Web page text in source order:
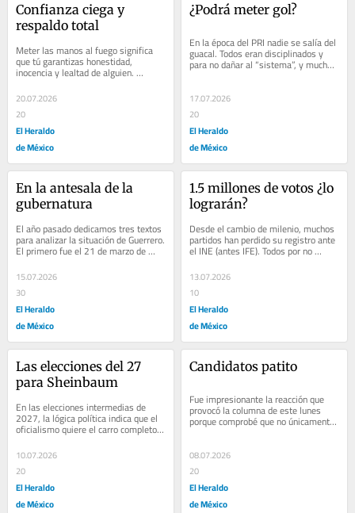
Confianza ciega y
respaldo total
Meter las manos al fuego significa
que tú garantizas honestidad,
inocencia y lealtad de alguien.
Expresas confianza absoluta en otra
persona, estando...
20.07.2026
20
El Heraldo
de México
¿Podrá meter gol?
En la época del PRI nadie se salía del
guacal. Todos eran disciplinados y
para no dañar al “sistema”, y mucho
menos al Presidente, los...
17.07.2026
20
El Heraldo
de México
En la antesala de la
gubernatura
El año pasado dedicamos tres textos
para analizar la situación de Guerrero.
El primero fue el 21 de marzo de
2025, que titulamos ¿Gobernadora
Afro...
15.07.2026
30
El Heraldo
de México
1.5 millones de votos ¿lo
lograrán?
Desde el cambio de milenio, muchos
partidos han perdido su registro ante
el INE (antes IFE). Todos por no
alcanzar al menos 3% de la votación...
13.07.2026
10
El Heraldo
de México
Las elecciones del 27
para Sheinbaum
En las elecciones intermedias de
2027, la lógica política indica que el
oficialismo quiere el carro completo.
¿Qué partido en el mundo no desea...
10.07.2026
20
El Heraldo
de México
Candidatos patito
Fue impresionante la reacción que
provocó la columna de este lunes
porque comprobé que no únicamente
este reportero se indigna ante los
08.07.2026
20
El Heraldo
de México